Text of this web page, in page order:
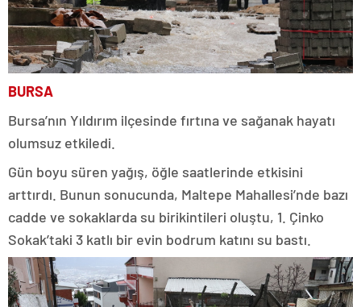
BURSA
Bursa’nın Yıldırım ilçesinde fırtına ve sağanak hayatı
olumsuz etkiledi.
Gün boyu süren yağış, öğle saatlerinde etkisini
arttırdı. Bunun sonucunda, Maltepe Mahallesi’nde bazı
cadde ve sokaklarda su birikintileri oluştu, 1. Çinko
Sokak’taki 3 katlı bir evin bodrum katını su bastı.